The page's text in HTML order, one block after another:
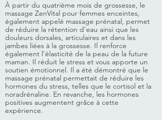
À partir du quatrième mois de grossesse, le
massage ZenVital pour femmes enceintes,
également appelé massage prénatal, permet
de réduire la rétention d'eau ainsi que les
douleurs dorsales, articulaires et dans les
jambes liées à la grossesse. Il renforce
également l'élasticité de la peau de la future
maman. Il réduit le stress et vous apporte un
soutien émotionnel. Il a été démontré que le
massage prénatal permettait de réduire les
hormones du stress, telles que le cortisol et la
noradrénaline. En revanche, les hormones
positives augmentent grâce à cette
expérience.